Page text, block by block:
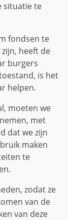
situatie te
fondsen te
heeft de
burgers
is het
helpen.
moeten we
met
dat we zijn
maken
te
zodat ze
van de
van deze